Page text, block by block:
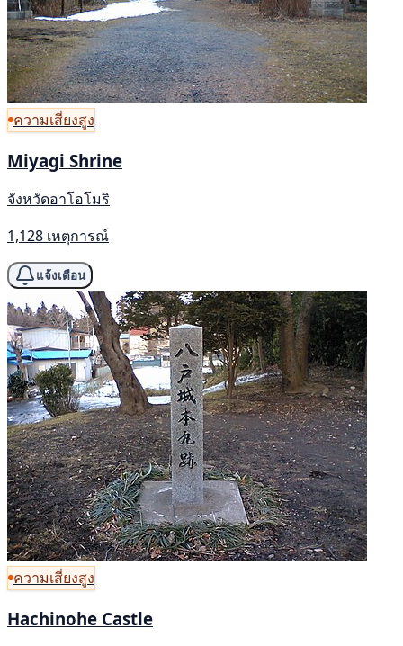
ความเสี่ยงสูง
Miyagi Shrine
จังหวัดอาโอโมริ
1,128 เหตุการณ์
แจ้งเตือน
ความเสี่ยงสูง
Hachinohe Castle